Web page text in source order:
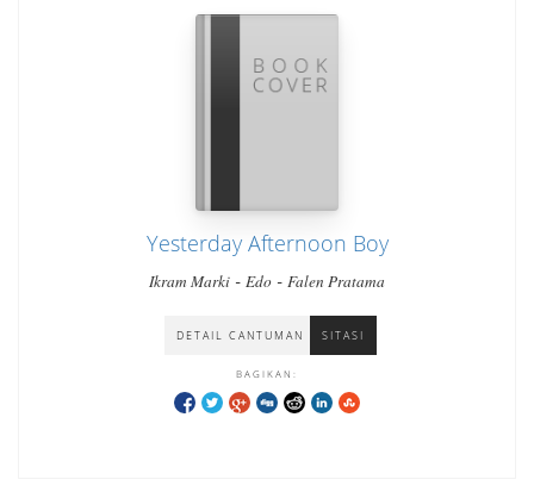
Yesterday Afternoon Boy
Ikram Marki - Edo - Falen Pratama
DETAIL CANTUMAN SITASI
BAGIKAN: